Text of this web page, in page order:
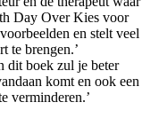
Day Over Kies voor
en stelt veel
te brengen.’
dit boek zul je beter
komt en ook een
verminderen.’